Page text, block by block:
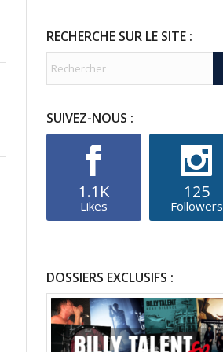
RECHERCHE SUR LE SITE :
SUIVEZ-NOUS :
1.1K
Likes
125
Followers
DOSSIERS EXCLUSIFS :